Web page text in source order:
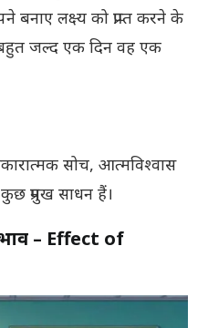
लक्ष्य को प्राप्त करने के
बहुत जल्द एक दिन वह एक
सकारात्मक सोच, आत्मविश्वास
प्रमुख साधन हैं।
– Effect of